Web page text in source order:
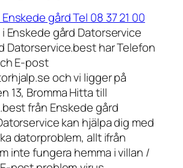
gård Tel 08 37 21 00
Enskede gård Datorservice
Datorservice.best har Telefon
E-post
och vi ligger på
13, Bromma Hitta till
från Enskede gård
kan hjälpa dig med
datorproblem, allt ifrån
inte fungera hemma i villan /